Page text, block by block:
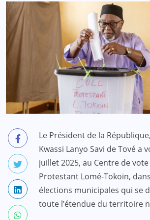
Le Président de la
Kwassi Lanyo Savi de Tovéa
juillet 2025, au Centre de
Protestant Lomé-Tokoin,
élections municipales qui se
toute l’étendue du territoire